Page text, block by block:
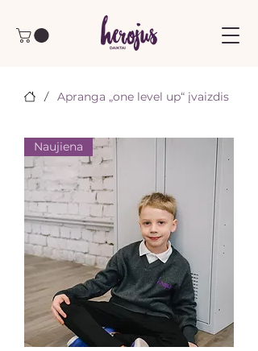
/ Apranga „one level up“ įvaizdis
Naujiena